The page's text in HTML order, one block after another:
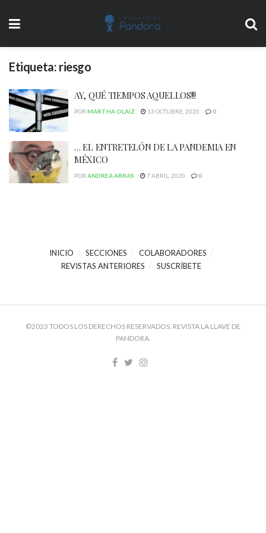
Etiqueta: riesgo
AY, QUÉ TIEMPOS AQUELLOS!!!
POR MARTHA OLAIZ 13 OCTUBRE, 2020 0
… EL ENTRETELÓN DE LA PANDEMIA EN
MÉXICO
POR ANDREA ARRAS 7 ABRIL, 2020 0
INICIO SECCIONES
COLABORADORES
REVISTAS ANTERIORES
SUSCRÍBETE
©2023 TODOS LOS DERECHOS RESERVADOS. REVISTA LA LLAVE DE
PANDORA.